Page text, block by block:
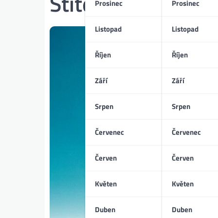
Prosinec
Listopad
Říjen
Září
Srpen
Červenec
Červen
Květen
Duben
Prosinec
Listopad
Říjen
Září
Srpen
Červenec
Červen
Květen
Duben